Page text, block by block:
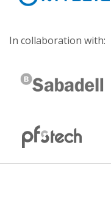
ts/
Valencia capital
6662
posts/
In collaboration with: